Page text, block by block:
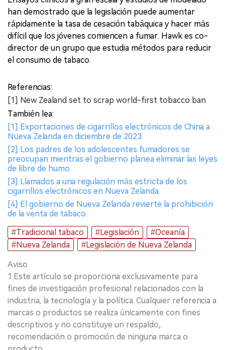
han demostrado que la legislación puede aumentar
rápidamente la tasa de cesación tabáquica y hacer más
difícil que los jóvenes comiencen a fumar. Hawk es co-
director de un grupo que estudia métodos para reducir
el consumo de tabaco.
Referencias:
[1] New Zealand set to scrap world-first tobacco ban
También lea:
[1] Exportaciones de cigarrillos electrónicos de China a
Nueva Zelanda en diciembre de 2023
[2] Los padres de los adolescentes fumadores se
preocupan mientras el gobierno planea eliminar las leyes
de libre de humo.
[3] Llamados a una regulación más estricta de los
cigarrillos electrónicos en Nueva Zelanda.
[4] El gobierno de Nueva Zelanda revierte la prohibición
de la venta de tabaco.
#Tradicional tabaco
#Legislación
#Oceanía
#Nueva Zelanda
#Legislación de Nueva Zelanda
Aviso
1.Este artículo se proporciona exclusivamente para
fines de investigación profesional relacionados con la
industria, la tecnología y la política. Cualquier referencia a
marcas o productos se realiza únicamente con fines
descriptivos y no constituye un respaldo,
recomendación o promoción de ninguna marca o